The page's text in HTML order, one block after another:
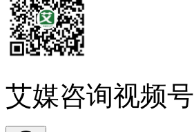
艾媒咨询视频号